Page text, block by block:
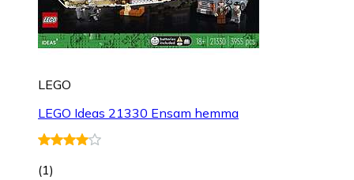
LEGO
LEGO Ideas 21330 Ensam hemma
(1)